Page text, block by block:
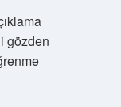
gözden